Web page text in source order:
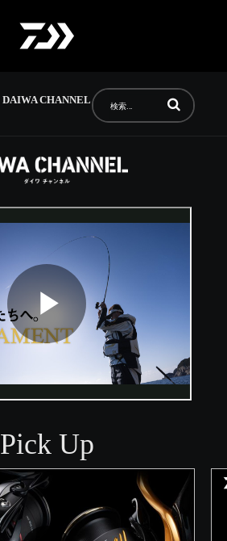
DAIWA CHANNEL 動画の検索語句
Pick Up
TOURNAMENT ISO LBD PV（田